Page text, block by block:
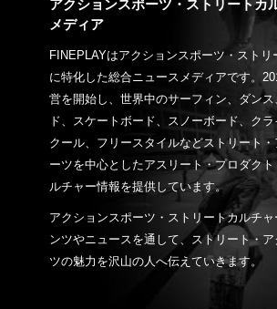
アクションスポーツ・ストリートカ
メディア
FINEPLAYはアクションスポーツ・ストリ
に特化した総合ニュースメディアです。
営を開始し、世界中のサーフィン、ダン
ド、スケートボード、スノーボード、ク
クール、フリースタイルなどストリート
ーツを中心としたアスリート・プロダク
ルチャー情報を提供しています。
アクションスポーツ・ストリートカルチ
ンツやニュースを通して、ストリート・
ツの魅力を沢山の人へ伝えていきます。